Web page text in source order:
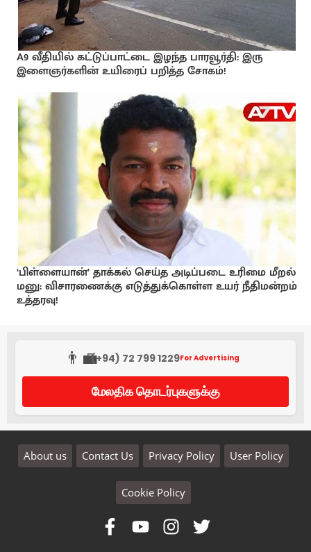
A9 வீதியில் கட்டுப்பாட்டை இழந்த பாரவூர்தி: இரு
இளைஞர்களின் உயிரைப் பறித்த சோகம்!
‘பிள்ளையான்’ தாக்கல் செய்த அடிப்படை உரிமை மீறல்
மனு: விசாரணைக்கு எடுத்துக்கொள்ள உயர் நீதிமன்றம்
உத்தரவு!
👨‍💼(+94) 72 799 1229For Advertising
மேலதிக தொடர்புகளுக்கு
About us Contact Us Privacy Policy User Policy
Cookie Policy